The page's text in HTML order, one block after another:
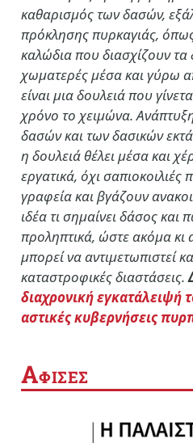
καθαρισμός των δασών,
πρόκλησης πυρκαγιάς,
καλώδια που διασχίζουν τα
χωματερές μέσα και γύρω
είναι μια δουλειά που
χρόνο το χειμώνα.
δασών και των δασικών
η δουλειά θέλει μέσα και
εργατικά, όχι σαπιοκοιλιές
γραφεία και βγάζουν
ιδέα τι σημαίνει δάσος και
προληπτικά, ώστε ακόμα κι
μπορεί να αντιμετωπιστεί
καταστροφικές διαστάσεις.
διαχρονική εγκατάλειψή
αστικές κυβερνήσεις
ΑΦΙΣΕΣ